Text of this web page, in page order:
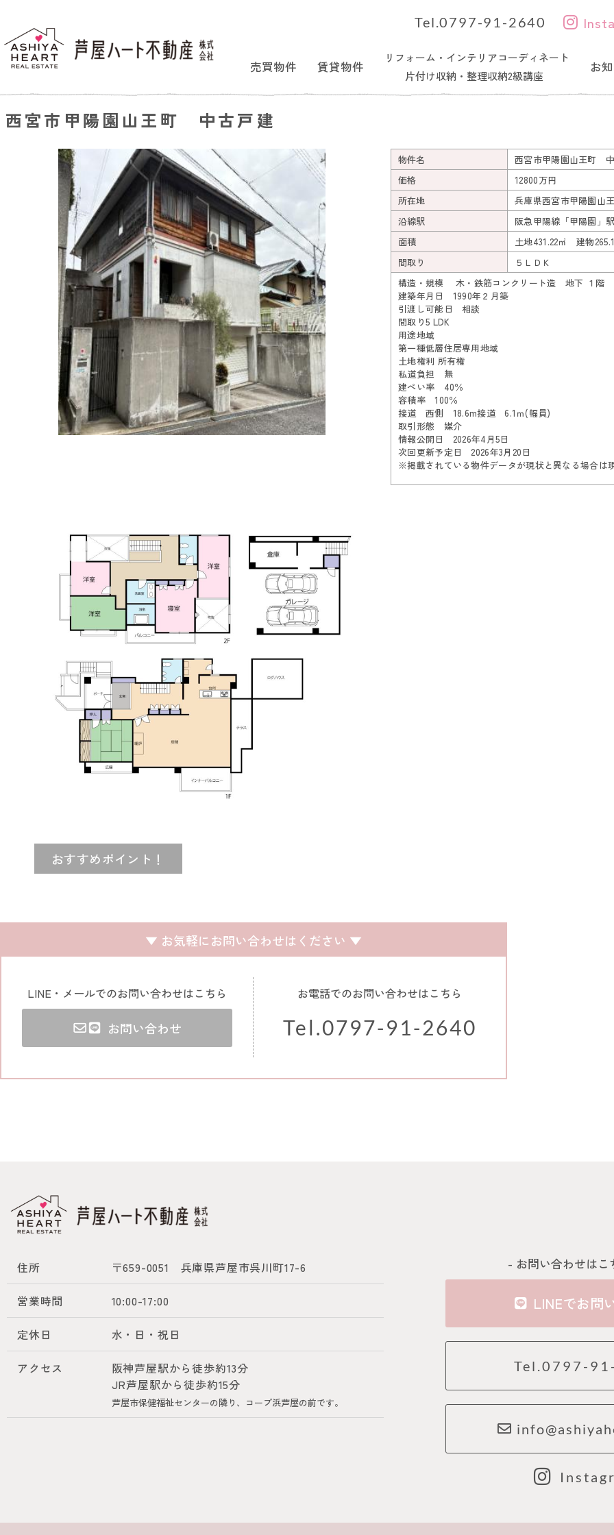
Tel.0797-91-2640
売買物件 賃貸物件
リフォーム・インテリアコーディネート
片付け収納・整理収納2級講座
お
西宮市甲陽園山王町 中古戸建
物件名
西宮市甲陽園山王町
価格
12800万円
所在地
兵庫県西宮市甲陽園山
沿線駅
阪急甲陽線「甲陽園」
面積
土地431.22㎡ 建物
間取り
５ＬＤＫ
構造・規模 木・鉄筋コンクリート造 地下 １階
建築年月日 1990年２月築
引渡し可能日 相談
間取り5 LDK
用途地域
第一種低層住居専用地域
土地権利 所有権
私道負担 無
建ぺい率 40％
容積率 100％
接道 西側 18.6m接道 6.1ｍ(幅員)
取引形態 媒介
情報公開日 2026年4月5日
次回更新予定日 2026年3月20日
※掲載されている物件データが現状と異なる場合は
おすすめポイント！
▼ お気軽にお問い合わせはください ▼
LINE・メールでのお問い合わせはこちら
お問い合わせ
お電話でのお問い合わせはこちら
Tel.0797-91-2640
住所 〒659-0051 兵庫県芦屋市呉川町17-6
営業時間 10:00-17:00
定休日 水・日・祝日
アクセス
阪神芦屋駅から徒歩約13分
JR芦屋駅から徒歩約15分
芦屋市保健福祉センターの隣り、コープ浜芦屋の前です。
- お問い合わせはこ
LINEでお問
Tel.0797-